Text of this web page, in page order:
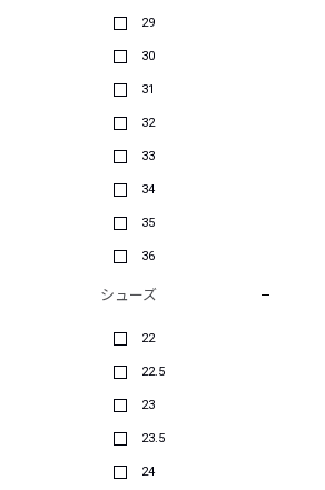
29
30
31
32
33
34
35
36
シューズ
22
22.5
23
23.5
24